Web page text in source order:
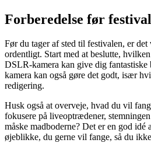
Forberedelse før
Før du tager af sted til festivalen, er
ordentligt. Start med at beslutte,
DSLR-kamera kan give dig fantastiske
kamera kan også gøre det godt, især
redigering.
Husk også at overveje, hvad du vil
fokusere på liveoptrædener,
måske madboderne? Det er en god idé
øjeblikke, du gerne vil fange, så du